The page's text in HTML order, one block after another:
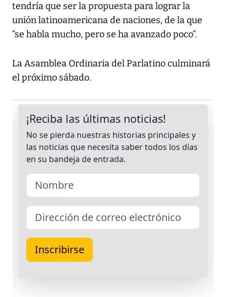
tendría que ser la propuesta para lograr la
unión latinoamericana de naciones, de la que
“se habla mucho, pero se ha avanzado poco”.
La Asamblea Ordinaria del Parlatino culminará
el próximo sábado.